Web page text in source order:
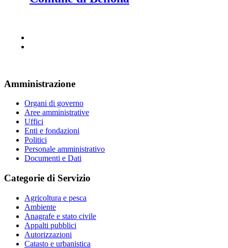
Amministrazione
Organi di governo
Aree amministrative
Uffici
Enti e fondazioni
Politici
Personale amministrativo
Documenti e Dati
Categorie di Servizio
Agricoltura e pesca
Ambiente
Anagrafe e stato civile
Appalti pubblici
Autorizzazioni
Catasto e urbanistica